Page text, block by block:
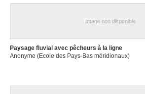
Image non disponible
Paysage fluvial avec pêcheurs à la ligne
Anonyme (Ecole des Pays-Bas méridionaux)